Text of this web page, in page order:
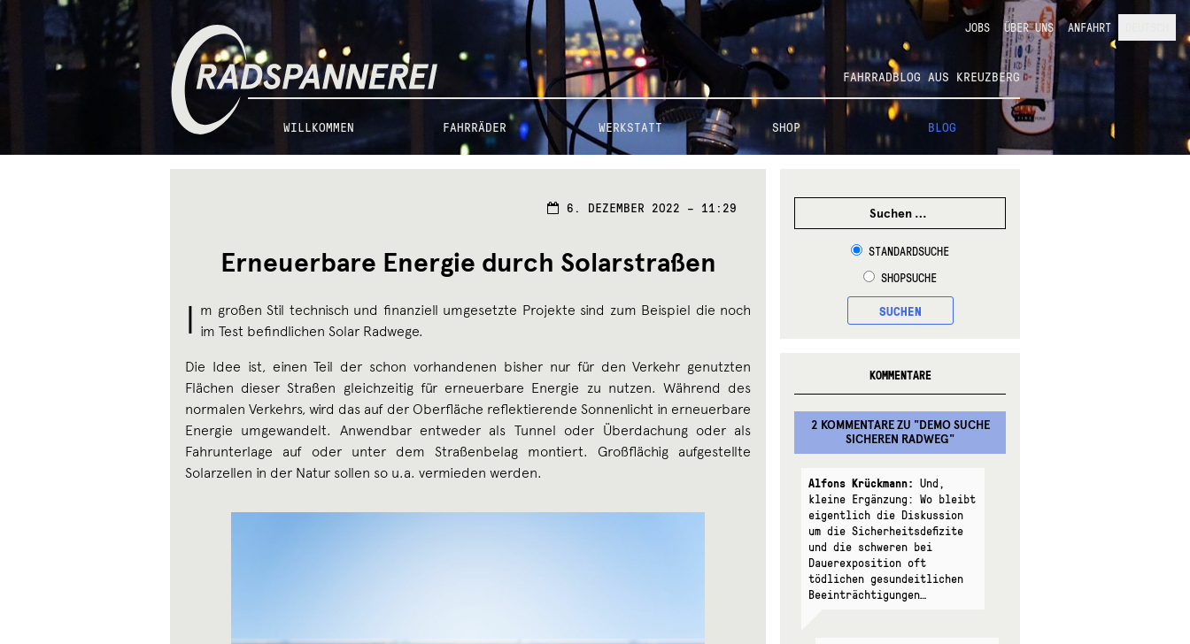
Navigation
springen
springen
Radspannerei
FAHRRADBLOG AUS KREUZBERG
JOBS ÜBER UNS ANFAHRT
WILLKOMMEN FAHRRÄDER WERKSTATT SHOP BLOG
6. DEZEMBER 2022 – 11:29
Erneuerbare Energie durch Solarstraßen
I m großen Stil technisch und finanziell umgesetzte Projekte sind zum Beispiel die noch
im Test befindlichen Solar Radwege.
Die Idee ist, einen Teil der schon vorhandenen bisher nur für den Verkehr genutzten
Flächen dieser Straßen gleichzeitig für erneuerbare Energie zu nutzen. Während des
normalen Verkehrs, wird das auf der Oberfläche reflektierende Sonnenlicht in erneuerbare
Energie umgewandelt. Anwendbar entweder als Tunnel oder Überdachung oder als
Fahrunterlage auf oder unter dem Straßenbelag montiert. Großflächig aufgestellte
Solarzellen in der Natur sollen so u.a. vermieden werden.
STANDARDSUCHE
SHOPSUCHE
SUCHEN
KOMMENTARE
2 KOMMENTAREZU "DEMO SUCHE
SICHEREN RADWEG"
Alfons Krückmann: Und,
kleine Ergänzung: Wo bleibt
eigentlich die Diskussion
um die Sicherheitsdefizite
und die schweren bei
Dauerexposition oft
tödlichen gesundeitlichen
Beeinträchtigungen…